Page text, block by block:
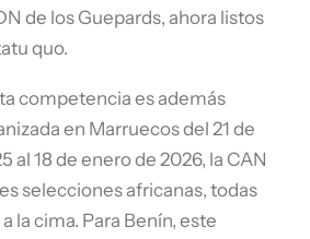
de los Guepards, ahora listos
quo.
competencia es además
en Marruecos del 21 de
al 18 de enero de 2026, la CAN
selecciones africanas, todas
la cima. Para Benín, este